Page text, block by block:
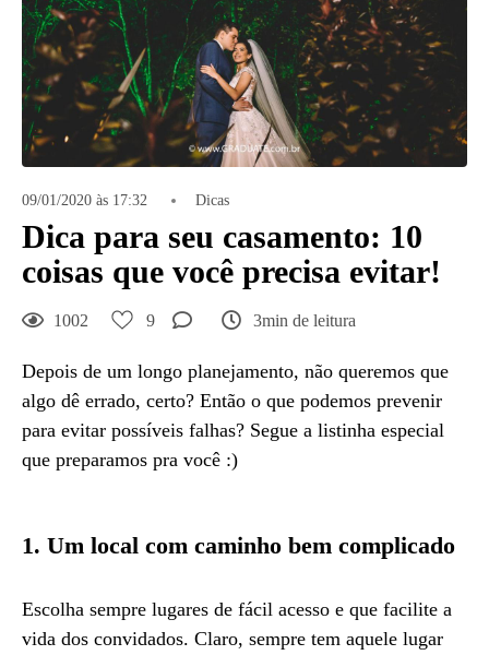
09/01/2020 às 17:32 Dicas
Dica para seu casamento: 10
coisas que você precisa evitar!
1002 9 3min de leitura
Depois de um longo planejamento, não queremos que
algo dê errado, certo? Então o que podemos prevenir
para evitar possíveis falhas? Segue a listinha especial
que preparamos pra você :)
1. Um local com caminho bem complicado
Escolha sempre lugares de fácil acesso e que facilite a
vida dos convidados. Claro, sempre tem aquele lugar